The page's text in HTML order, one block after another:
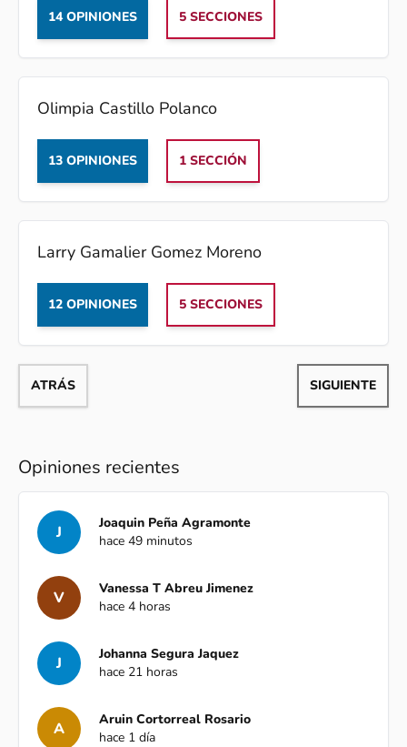
14 OPINIONES 5 SECCIONES
Olimpia Castillo Polanco
13 OPINIONES 1 SECCIÓN
Larry Gamalier Gomez Moreno
12 OPINIONES 5 SECCIONES
ATRÁS SIGUIENTE
Opiniones recientes
J
Joaquin Peña Agramonte
hace 49 minutos
V
Vanessa T Abreu Jimenez
hace 4 horas
J
Johanna Segura Jaquez
hace 21 horas
A
Aruin Cortorreal Rosario
hace 1 día